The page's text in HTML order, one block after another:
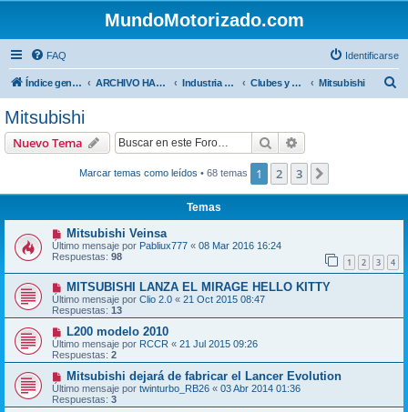
MundoMotorizado.com
FAQ Identificarse
Índice general ARCHIVO HASTA 2018 Industria automotriz Clubes y Marcas Mitsubishi
Mitsubishi
Nuevo Tema Buscar
Marcar temas como leídos • 68 temas 1 2 3
Temas
Mitsubishi Veinsa
Último mensaje por Pabliux777 « 08 Mar 2016 16:24
Respuestas: 98 1 2 3 4
MITSUBISHI LANZA EL MIRAGE HELLO KITTY
Último mensaje por Clio 2.0 « 21 Oct 2015 08:47
Respuestas: 13
L200 modelo 2010
Último mensaje por RCCR « 21 Jul 2015 09:26
Respuestas: 2
Mitsubishi dejará de fabricar el Lancer Evolution
Último mensaje por twinturbo_RB26 « 03 Abr 2014 01:36
Respuestas: 3